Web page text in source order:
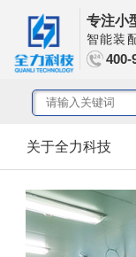
专注小
智能装
400-
关于全力科技